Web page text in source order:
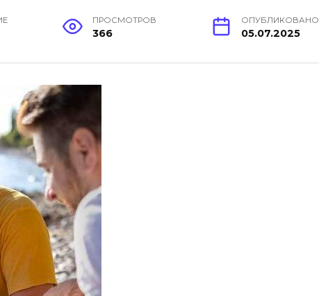
ПРОСМОТРОВ
366
ОПУБЛИКОВАНО
05.07.2025